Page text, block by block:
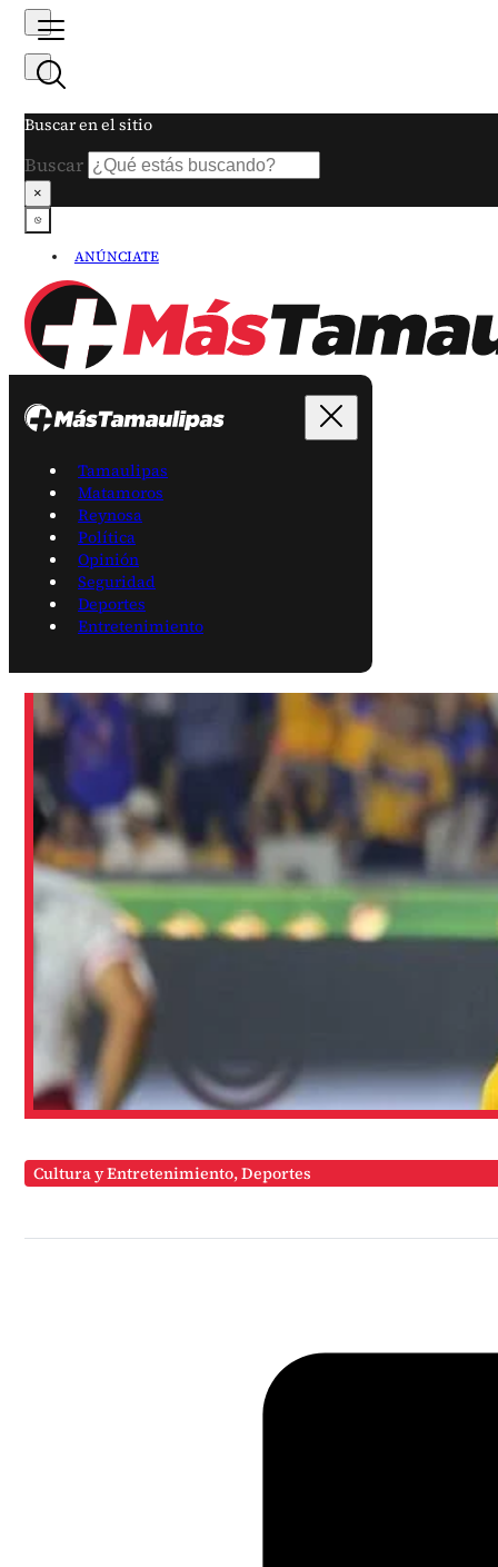
Buscar en el sitio
Buscar
×
ANÚNCIATE
Tamaulipas
Matamoros
Reynosa
Política
Opinión
Seguridad
Deportes
Entretenimiento
Cultura y Entretenimiento,Deportes